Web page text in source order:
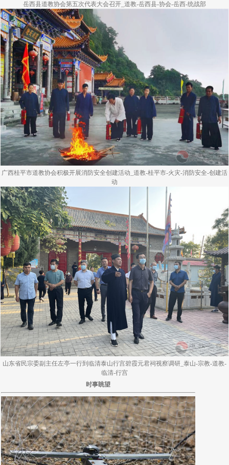
岳西县道教协会第五次代表大会召开_道教-岳西县-协会-岳西-统战部
广西桂平市道教协会积极开展消防安全创建活动_道教-桂平市-火灾-消防安全-创建活
动
山东省民宗委副主任左亭一行到临清泰山行宫碧霞元君祠视察调研_泰山-宗教-道教-
临清-行宫
时事眺望